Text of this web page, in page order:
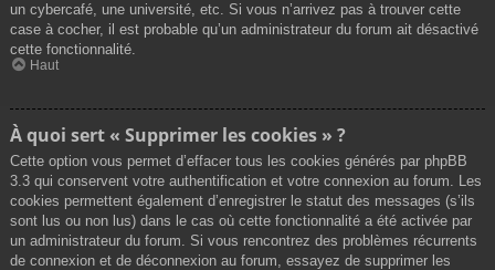
un cybercafé, une université, etc. Si vous n’arrivez pas à trouver cette
case à cocher, il est probable qu’un administrateur du forum ait désactivé
cette fonctionnalité.
Haut
À quoi sert « Supprimer les cookies » ?
Cette option vous permet d’effacer tous les cookies générés par phpBB
3.3 qui conservent votre authentification et votre connexion au forum. Les
cookies permettent également d’enregistrer le statut des messages (s’ils
sont lus ou non lus) dans le cas où cette fonctionnalité a été activée par
un administrateur du forum. Si vous rencontrez des problèmes récurrents
de connexion et de déconnexion au forum, essayez de supprimer les